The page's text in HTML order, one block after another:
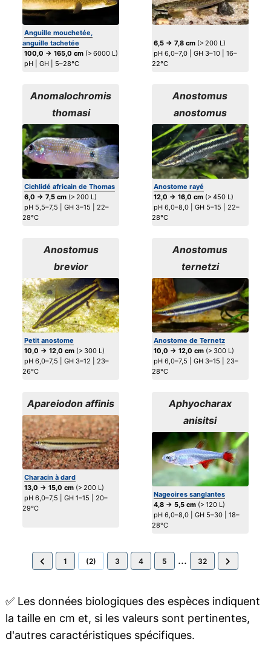
Anguille mouchetée,
anguille tachetée
100,0 → 165,0 cm (> 6000 L)
pH | GH | 5–28°C
6,5 → 7,8 cm(> 200 L)
pH 6,0–7,0 | GH 3–10 | 16–
22°C
Anomalochromis
thomasi
Cichlidé africain de Thomas
6,0 → 7,5 cm (> 200 L)
pH 5,5–7,5 | GH 3–15 | 22–
28°C
Anostomus
anostomus
Anostome rayé
12,0 → 16,0 cm(> 450 L)
pH 6,0–8,0 | GH 5–15 | 22–
28°C
Anostomus
brevior
Petit anostome
10,0 → 12,0 cm (> 300 L)
pH 6,0–7,5 | GH 3–12 | 23–
26°C
Anostomus
ternetzi
Anostome de Ternetz
10,0 → 12,0 cm(> 300 L)
pH 6,0–7,5 | GH 3–15 | 23–
28°C
Apareiodon affinis
Characin à dard
13,0 → 15,0 cm (> 200 L)
pH 6,0–7,5 | GH 1–15 | 20–
29°C
Aphyocharax
anisitsi
Nageoires sanglantes
4,8 → 5,5 cm(> 120 L)
pH 6,0–8,0 | GH 5–30 | 18–
28°C
1 (2) 3 4 5 ... 32
✅Les données biologiques des espèces indiquent
la taille en cm et, si les valeurs sont pertinentes,
d'autres caractéristiques spécifiques.